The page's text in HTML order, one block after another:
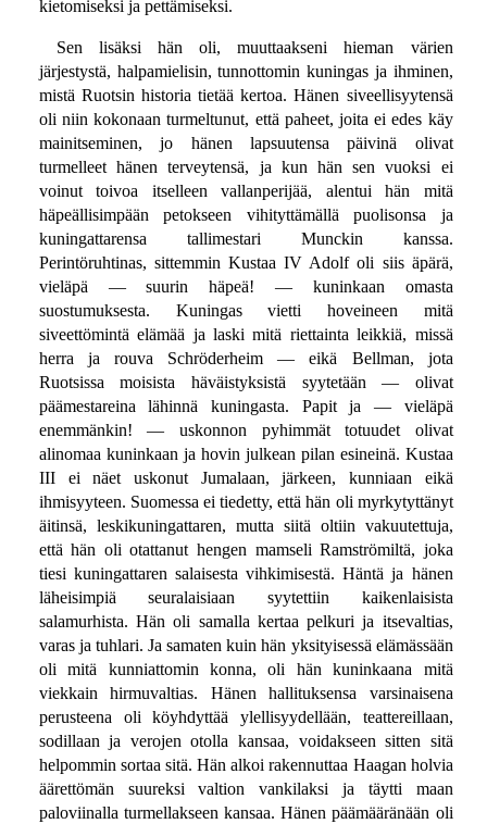
kietomiseksi ja pettämiseksi.
Sen lisäksi hän oli, muuttaakseni hieman värien
järjestystä, halpamielisin, tunnottomin kuningas ja ihminen,
mistä Ruotsin historia tietää kertoa. Hänen siveellisyytensä
oli niin kokonaan turmeltunut, että paheet, joita ei edes käy
mainitseminen, jo hänen lapsuutensa päivinä olivat
turmelleet hänen terveytensä, ja kun hän sen vuoksi ei
voinut toivoa itselleen vallanperijää, alentui hän mitä
häpeällisimpään petokseen vihityttämällä puolisonsa ja
kuningattarensa tallimestari Munckin kanssa.
Perintöruhtinas, sittemmin Kustaa IV Adolf oli siis äpärä,
vieläpä — suurin häpeä! — kuninkaan omasta
suostumuksesta. Kuningas vietti hoveineen mitä
siveettömintä elämää ja laski mitä riettainta leikkiä, missä
herra ja rouva Schröderheim — eikä Bellman, jota
Ruotsissa moisista häväistyksistä syytetään — olivat
päämestareina lähinnä kuningasta. Papit ja — vieläpä
enemmänkin! — uskonnon pyhimmät totuudet olivat
alinomaa kuninkaan ja hovin julkean pilan esineinä. Kustaa
III ei näet uskonut Jumalaan, järkeen, kunniaan eikä
ihmisyyteen. Suomessa ei tiedetty, että hän oli myrkytyttänyt
äitinsä, leskikuningattaren, mutta siitä oltiin vakuutettuja,
että hän oli otattanut hengen mamseli Ramströmiltä, joka
tiesi kuningattaren salaisesta vihkimisestä. Häntä ja hänen
läheisimpiä seuralaisiaan syytettiin kaikenlaisista
salamurhista. Hän oli samalla kertaa pelkuri ja itsevaltias,
varas ja tuhlari. Ja samaten kuin hän yksityisessä elämässään
oli mitä kunniattomin konna, oli hän kuninkaana mitä
viekkain hirmuvaltias. Hänen hallituksensa varsinaisena
perusteena oli köyhdyttää ylellisyydellään, teattereillaan,
sodillaan ja verojen otolla kansaa, voidakseen sitten sitä
helpommin sortaa sitä. Hän alkoi rakennuttaa Haagan holvia
äärettömän suureksi valtion vankilaksi ja täytti maan
paloviinalla turmellakseen kansaa. Hänen päämääränään oli